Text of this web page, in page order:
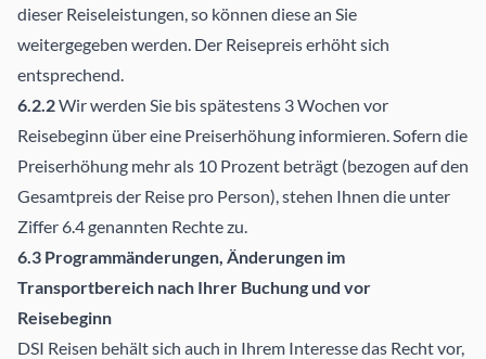
dieser Reiseleistungen, so können diese an Sie
weitergegeben werden. Der Reisepreis erhöht sich
entsprechend.
6.2.2Wir werden Sie bis spätestens 3 Wochen vor
Reisebeginn über eine Preiserhöhung informieren. Sofern die
Preiserhöhung mehr als 10 Prozent beträgt (bezogen auf den
Gesamtpreis der Reise pro Person), stehen Ihnen die unter
Ziffer 6.4 genannten Rechte zu.
6.3 Programmänderungen, Änderungen im
Transportbereich nach Ihrer Buchung und vor
Reisebeginn
DSI Reisen behält sich auch in Ihrem Interesse das Recht vor,